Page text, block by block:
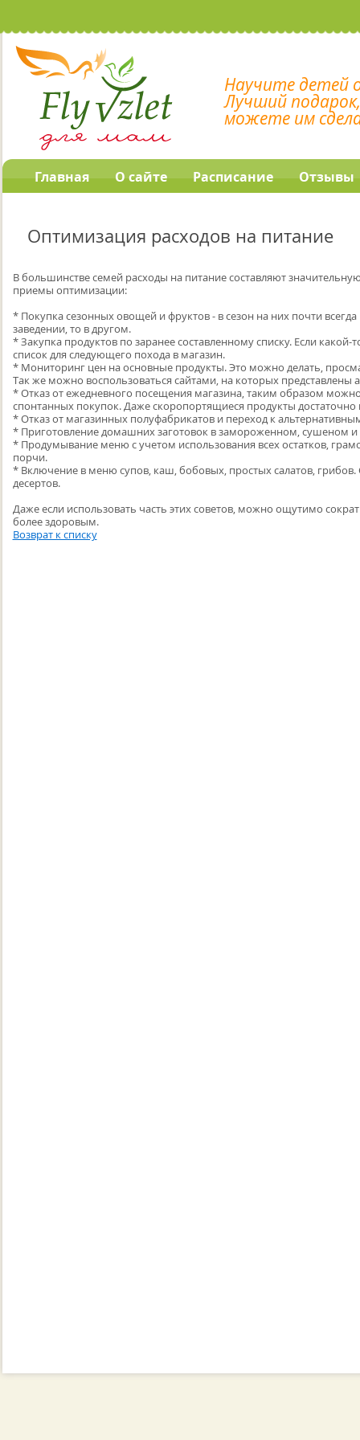
Научите детей
Лучший
можете им
Главная О сайте Расписание Отзывы
Оптимизация расходов на питание
В большинстве семей расходы на питание составляют
приемы оптимизации:
* Покупка сезонных овощей и фруктов - в сезон на них почти
заведении, то в другом.
* Закупка продуктов по заранее составленному списку. Если какой-
список для следующего похода в магазин.
* Мониторинг цен на основные продукты. Это можно делать,
Так же можно воспользоваться сайтами, на которых представлены
* Отказ от ежедневного посещения магазина, таким образом
спонтанных покупок. Даже скоропортящиеся продукты достаточно
* Отказ от магазинных полуфабрикатов и переход к
* Приготовление домашних заготовок в замороженном, сушеном
* Продумывание меню с учетом использования всех остатков,
порчи.
* Включение в меню супов, каш, бобовых, простых салатов, грибов.
десертов.
Даже если использовать часть этих советов, можно ощутимо
более здоровым.
Возврат к списку